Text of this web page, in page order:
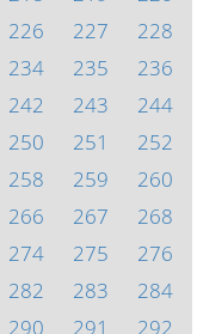
226 227
228
234 235
236
242 243
244
250 251
252
258 259
260
266 267
268
274 275
276
282 283
284
290 291
292